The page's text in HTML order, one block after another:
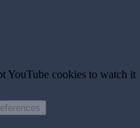
YouTube cookies to watch it